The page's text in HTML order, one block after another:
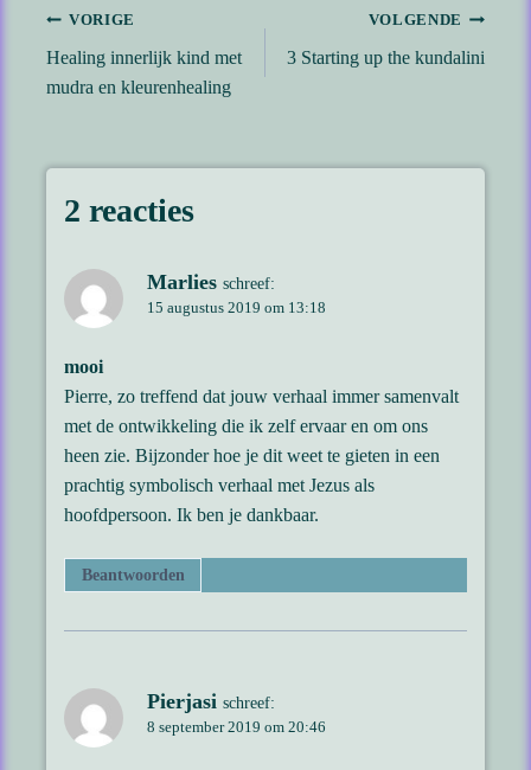
Bericht
navigatie
VORIGE
Healing innerlijk kind met
mudra en kleurenhealing
VOLGENDE
3 Starting up the kundalini
2 reacties
Marlies schreef:
15 augustus 2019 om 13:18
mooi
Pierre, zo treffend dat jouw verhaal immer samenvalt
met de ontwikkeling die ik zelf ervaar en om ons
heen zie. Bijzonder hoe je dit weet te gieten in een
prachtig symbolisch verhaal met Jezus als
hoofdpersoon. Ik ben je dankbaar.
Beantwoorden
Pierjasi schreef:
8 september 2019 om 20:46